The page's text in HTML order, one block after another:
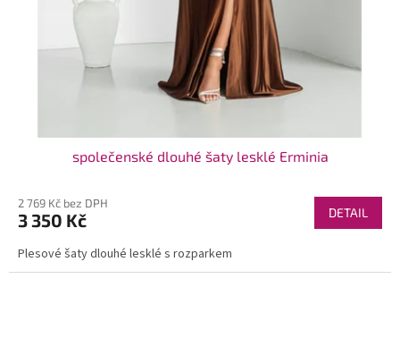
společenské dlouhé šaty lesklé Erminia
2 769 Kč bez DPH
3 350 Kč DETAIL
Plesové šaty dlouhé lesklé s rozparkem